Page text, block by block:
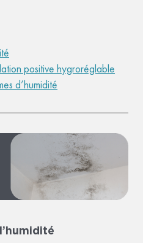
positive hygroréglable
d’humidité